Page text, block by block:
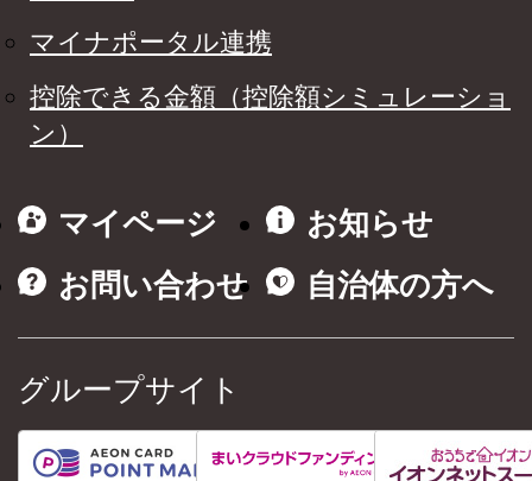
マイナポータル連携
控除できる金額（控除額シミュレーショ
ン）
マイページ
お知らせ
お問い合わせ
自治体の方へ
グループサイト